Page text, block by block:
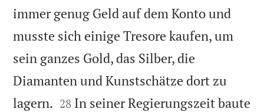
immer genug Geld auf dem Konto und
musste sich einige Tresore kaufen, um
sein ganzes Gold, das Silber, die
Diamanten und Kunstschätze dort zu
lagern. 

28 In seiner Regierungszeit baute